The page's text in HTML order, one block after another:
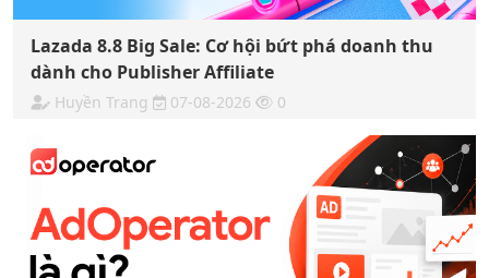
Lazada 8.8 Big Sale: Cơ hội bứt phá doanh thu
dành cho Publisher Affiliate
Huyền Trang 07-08-2026 0